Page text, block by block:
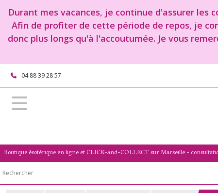
Durant mes vacances, je continue d'assurer les
Afin de profiter de cette période de repos, je
donc plus longs qu'à l'accoutumée. Je vous
04 88 39 28 57
Boutique ésotérique en ligne et CLICK-and-COLLECT sur Marseille -